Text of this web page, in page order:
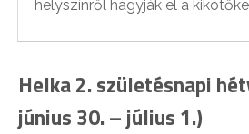
helyszínről hagyják el a
Helka 2. születésnapi
június 30. – július 1.)